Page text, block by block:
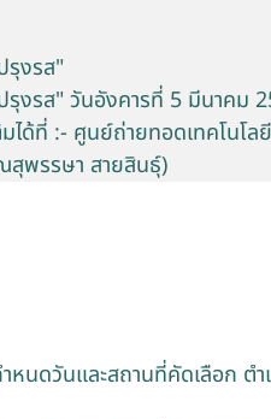
รุงรส"
งรส" วันอังคารที่ 5 มีนาคม
ด้ที่ :- ศูนย์ถ่ายทอดเทคโนโล
สุพรรษา สายสินธุ์)
หนดวันและสถานที่คัดเลือก ต